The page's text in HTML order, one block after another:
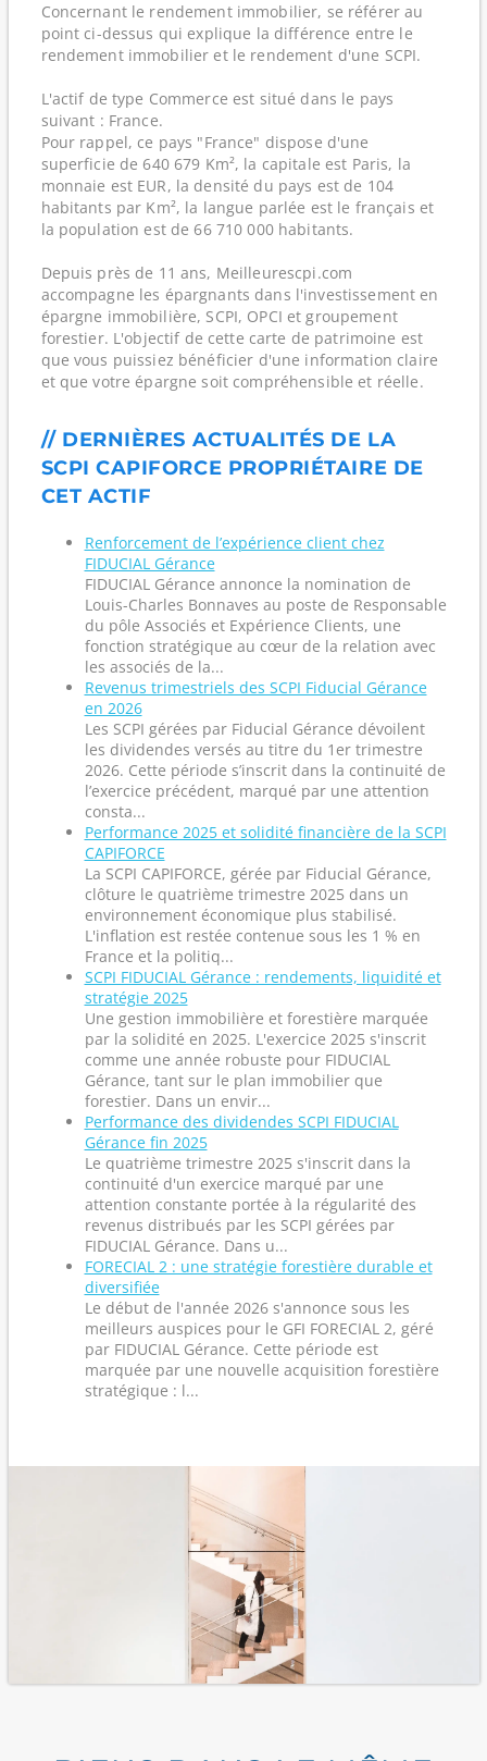
Concernant le rendement immobilier, se référer au
point ci-dessus qui explique la différence entre le
rendement immobilier et le rendement d'une SCPI.
L'actif de type Commerce est situé dans le pays
suivant : France.
Pour rappel, ce pays "France" dispose d'une
superficie de 640 679 Km², la capitale est Paris, la
monnaie est EUR, la densité du pays est de 104
habitants par Km², la langue parlée est le français et
la population est de 66 710 000 habitants.
Depuis près de 11 ans, Meilleurescpi.com
accompagne les épargnants dans l'investissement en
épargne immobilière, SCPI, OPCI et groupement
forestier. L'objectif de cette carte de patrimoine est
que vous puissiez bénéficier d'une information claire
et que votre épargne soit compréhensible et réelle.
// DERNIÈRES ACTUALITÉS DE LA
SCPI CAPIFORCE PROPRIÉTAIRE DE
CET ACTIF
Renforcement de l’expérience client chez
FIDUCIAL Gérance
FIDUCIAL Gérance annonce la nomination de
Louis-Charles Bonnaves au poste de Responsable
du pôle Associés et Expérience Clients, une
fonction stratégique au cœur de la relation avec
les associés de la...
Revenus trimestriels des SCPI Fiducial Gérance
en 2026
Les SCPI gérées par Fiducial Gérance dévoilent
les dividendes versés au titre du 1er trimestre
2026. Cette période s’inscrit dans la continuité de
l’exercice précédent, marqué par une attention
consta...
Performance 2025 et solidité financière de la SCPI
CAPIFORCE
La SCPI CAPIFORCE, gérée par Fiducial Gérance,
clôture le quatrième trimestre 2025 dans un
environnement économique plus stabilisé.
L'inflation est restée contenue sous les 1 % en
France et la politiq...
SCPI FIDUCIAL Gérance : rendements, liquidité et
stratégie 2025
Une gestion immobilière et forestière marquée
par la solidité en 2025. L'exercice 2025 s'inscrit
comme une année robuste pour FIDUCIAL
Gérance, tant sur le plan immobilier que
forestier. Dans un envir...
Performance des dividendes SCPI FIDUCIAL
Gérance fin 2025
Le quatrième trimestre 2025 s'inscrit dans la
continuité d'un exercice marqué par une
attention constante portée à la régularité des
revenus distribués par les SCPI gérées par
FIDUCIAL Gérance. Dans u...
FORECIAL 2 : une stratégie forestière durable et
diversifiée
Le début de l'année 2026 s'annonce sous les
meilleurs auspices pour le GFI FORECIAL 2, géré
par FIDUCIAL Gérance. Cette période est
marquée par une nouvelle acquisition forestière
stratégique : l...